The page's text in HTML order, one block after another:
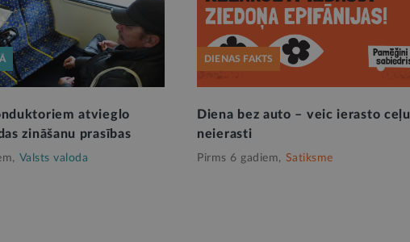
atvieglo
zināšanu prasības
Valsts valoda
DIENAS FAKTS
Diena bez auto – veic ierasto ceļu
neierasti
Pirms 6 gadiem, Satiksme